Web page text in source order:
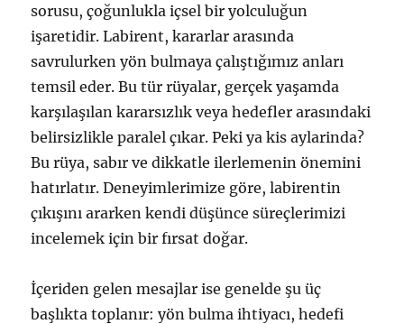
sorusu, çoğunlukla içsel bir yolculuğun
işaretidir. Labirent, kararlar arasında
savrulurken yön bulmaya çalıştığımız anları
temsil eder. Bu tür rüyalar, gerçek yaşamda
karşılaşılan kararsızlık veya hedefler arasındaki
belirsizlikle paralel çıkar. Peki ya kis aylarinda?
Bu rüya, sabır ve dikkatle ilerlemenin önemini
hatırlatır. Deneyimlerimize göre, labirentin
çıkışını ararken kendi düşünce süreçlerimizi
incelemek için bir fırsat doğar.
İçeriden gelen mesajlar ise genelde şu üç
başlıkta toplanır: yön bulma ihtiyacı, hedefi